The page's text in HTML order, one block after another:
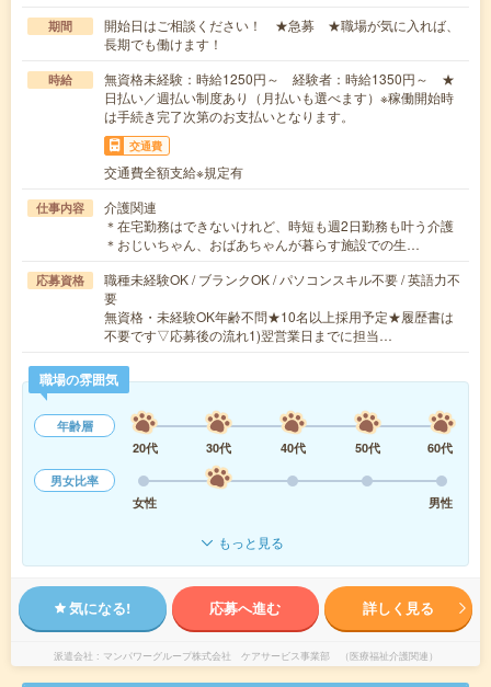
期間
開始日はご相談ください！ ★急募 ★職場が気に入れば、
長期でも働けます！
時給
無資格未経験：時給1250円～ 経験者：時給1350円～ ★
日払い／週払い制度あり（月払いも選べます）※稼働開始時
は手続き完了次第のお支払いとなります。
交通費
交通費全額支給※規定有
仕事内容
介護関連
＊在宅勤務はできないけれど、時短も週2日勤務も叶う介護
＊おじいちゃん、おばあちゃんが暮らす施設での生…
応募資格
職種未経験OK / ブランクOK / パソコンスキル不要 / 英語力不
要
無資格・未経験OK年齢不問★10名以上採用予定★履歴書は
不要です▽応募後の流れ1)翌営業日までに担当…
職場の雰囲気
年齢層
20代
30代 40代 50代
60代
男女比率
女性
男性
もっと見る
気になる! 応募へ進む 詳しく見る
派遣会社 マンパワーグループ株式会社 ケアサービス事業部 （医療福祉介護関連）